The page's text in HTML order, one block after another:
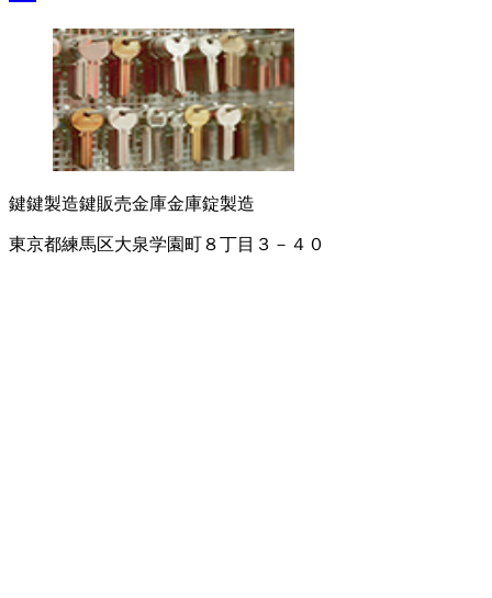
鍵鍵製造鍵販売金庫金庫錠製造
東京都練馬区大泉学園町８丁目３－４０